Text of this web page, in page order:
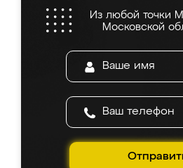
Из любой точки
Московской